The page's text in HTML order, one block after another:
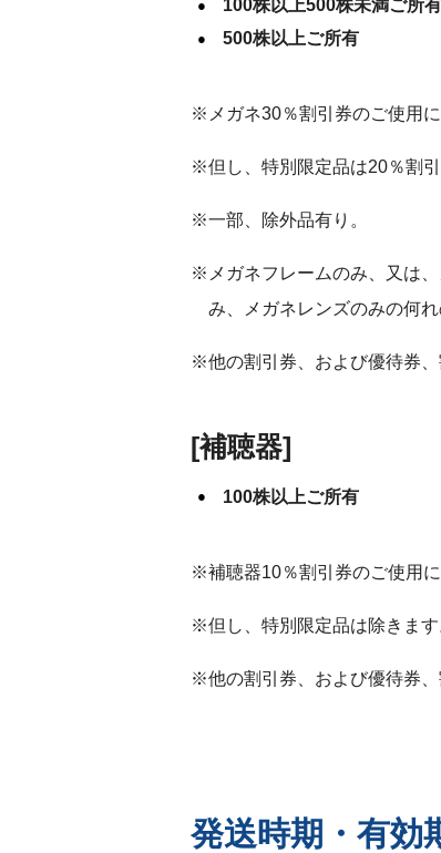
100株以上500株未満ご
500株以上ご所有
※メガネ30％割引券のご使用
※但し、特別限定品は20％割引
※一部、除外品有り。
※メガネフレームのみ、又は
み、メガネレンズのみの何
※他の割引券、および優待券、
[補聴器]
100株以上ご所有
※補聴器10％割引券のご使用
※但し、特別限定品は除きます
※他の割引券、および優待券、
発送時期・有効